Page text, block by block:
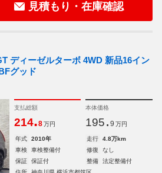
見積もり・在庫確認
ディーゼルターボ 4WD 新品16イン
グッド
支払総額
214.8 万円
本体価格
195. 9 万円
年式 2010年 走行
4.8万km
車検
車検整備付 修復
なし
保証
保証付 整備
法定整備付